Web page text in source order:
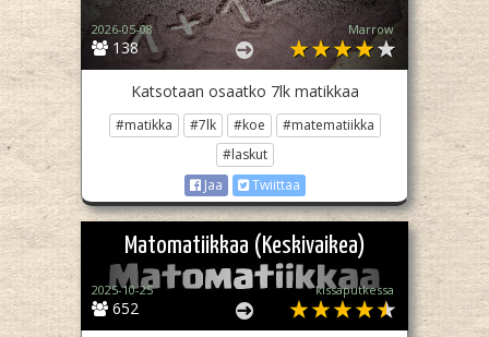
138
2026-05-08 Marrow
Katsotaan osaatko 7lk matikkaa
#matikka #7lk #koe
#matematiikka
#laskut
Jaa
Twiittaa
Matomatiikkaa (Keskivaikea)
652
2025-10-25 kissaputkessa